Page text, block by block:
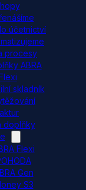
účetnictví
procesy
ABRA
skladník
doplňky
Flexi
Gen
S3